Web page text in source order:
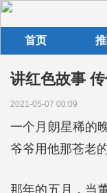
首页
讲红色故事
2021-05-07 00:09
一个月朗星稀的
爷爷用他那苍老
那年的五月，当